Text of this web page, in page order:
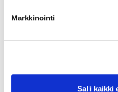
Markkinointi
Salli kaikki
Euroopan komission